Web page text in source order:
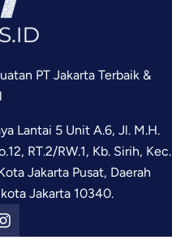
PT Jakarta Terbaik &
Lantai 5 Unit A.6, Jl. M.H.
RT.2/RW.1, Kb. Sirih, Kec.
Jakarta Pusat, Daerah
Jakarta 10340.